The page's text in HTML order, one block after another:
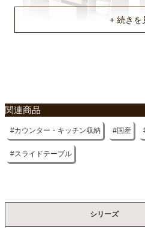
国産
関連商品
カウンター・キッチン収納 国産
スライドテーブル
シリーズ